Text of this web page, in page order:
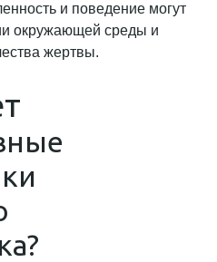
и поведение могут
окружающей среды и
жертвы.